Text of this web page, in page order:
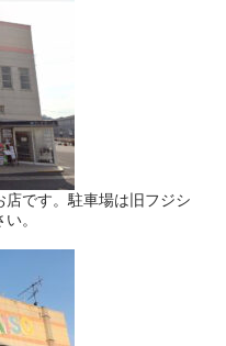
です。駐車場は旧フジシ
。